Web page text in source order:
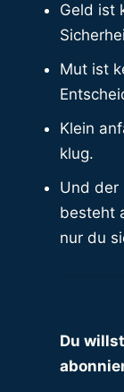
Geld ist
Mut ist
Klein
klug.
Und der
besteht
nur du
Du